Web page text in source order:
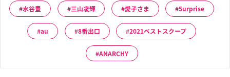
水谷豊 三山凌輝 愛子さま 5urprise
au 8番出口 2021ベストスクープ
ANARCHY